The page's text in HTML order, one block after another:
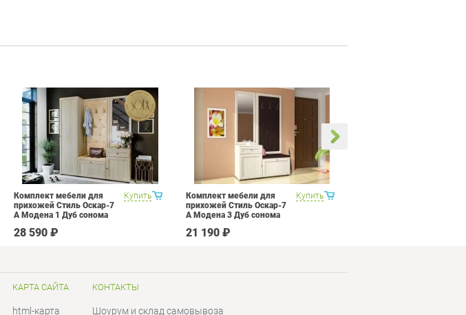
Купить
Комплект мебели для
прихожей Стиль Оскар-7
А Модена 1 Дуб сонома
28 590 ₽
Купить
Комплект мебели для
прихожей Стиль Оскар-7
А Модена 3 Дуб сонома
21 190 ₽
КАРТА САЙТА
html-карта
КОНТАКТЫ
Шоурум и склад самовывоза